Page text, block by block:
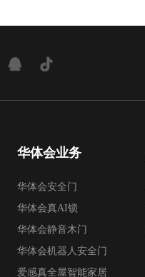
华体会业务
华体会安全门
华体会真AI锁
华体会静音木门
华体会机器人安全门
爱感真全屋智能家居